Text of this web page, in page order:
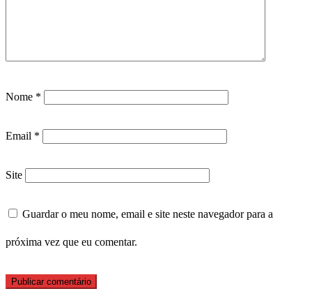
Nome *
Email *
Site
Guardar o meu nome, email e site neste navegador para a
próxima vez que eu comentar.